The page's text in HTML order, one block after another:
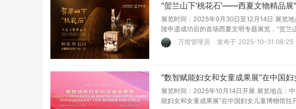
“贺兰山下‘桃花石’——西夏文物精品展
展览时间：2025年9月30日至12月14日 展览
陵申遗成功后的首场西夏文明专题展览，“贺
万馆管理员 发布于 2025-10-31 08:25
“数智赋能妇女和女童成果展”在中国
展览时间：2025年10月14日开展 展览地点：
能妇女和女童成果展”在中国妇女儿童博物馆